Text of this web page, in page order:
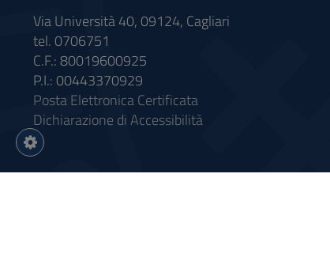
Via Università 40, 09124, Cagliari
tel. 0706751
C.F.: 80019600925
P.I.: 00443370929
Posta Elettronica Certificata
Dichiarazione di Accessibilità
Impostazioni
cookie